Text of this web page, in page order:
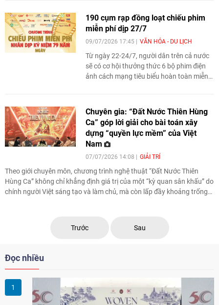
Phòng đã giúp người bệnh vượt qua cuộc mổ an toàn và từng bước
hồi phục.
190 cụm rạp đồng loạt chiếu phim
miễn phí dịp 27/7
09/07/2026 17:45 VĂN HÓA - DU LỊCH
Từ ngày 22-24/7, người dân trên cả nước
sẽ có cơ hội thưởng thức 6 bộ phim điện
ảnh cách mạng tiêu biểu hoàn toàn miễn
Cinema... Hoạt động nằm trong Tuần
phim Kỷ niệm 79 năm Ngày Thương binh -
Liệt sĩ, góp phần lan tỏa truyền thống yêu
nước, giáo dục lòng biết ơn và tri ân những
người có công với cách mạng.
Chuyên gia: “Đất Nước Thiên Hùng
Ca” góp lời giải cho bài toán xây
dựng “quyền lực mềm” của Việt
Nam
07/07/2026 14:08 GIẢI TRÍ
Theo giới chuyên môn, chương trình nghệ thuật “Đất Nước Thiên
Hùng Ca” không chỉ khẳng định giá trị của một “kỳ quan sân khấu” do
chính người Việt sáng tạo và làm chủ, mà còn lấp đầy khoảng trống
Trước
Sau
Đọc nhiều